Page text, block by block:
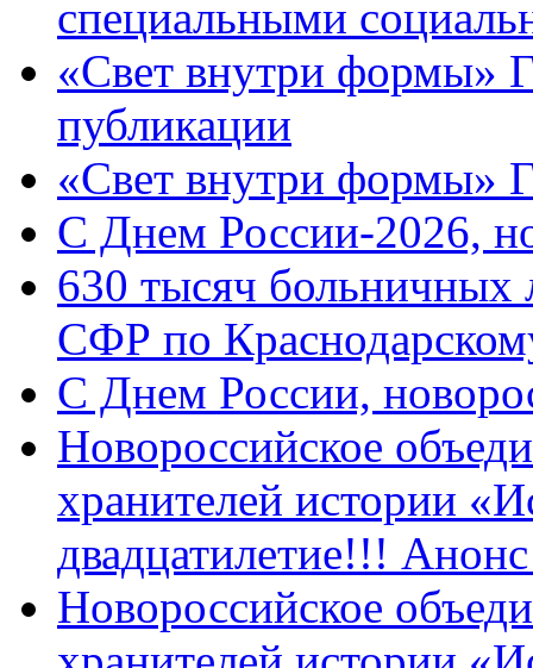
специальными
«Свет внутри формы»
публикации
«Свет внутри формы»
C Днем России-2026,
630 тысяч больничных
СФР по
C Днем России,
Новороссийское
хранителей истории
двадцатилетие!!!
Новороссийское